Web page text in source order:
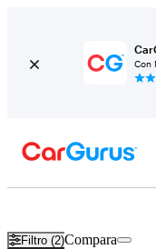
Con
Filtro (2)Compara